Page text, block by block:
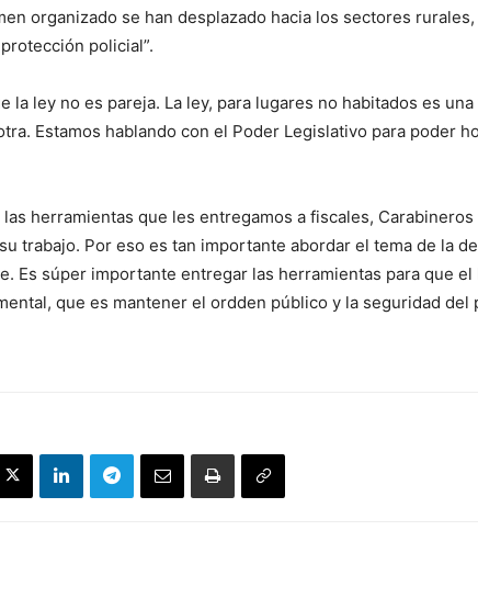
organizado se han desplazado hacia los sectores
policial”.
la ley no es pareja. La ley, para lugares no habitados es
Estamos hablando con el Poder Legislativo para poder
las herramientas que les entregamos a fiscales, Carabineros
trabajo. Por eso es tan importante abordar el tema de la
Es súper importante entregar las herramientas para que el
que es mantener el ordden público y la seguridad del